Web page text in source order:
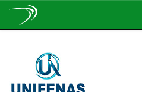
navigation